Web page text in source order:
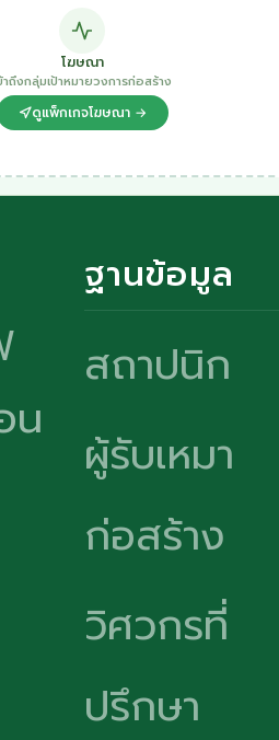
โฆษณา
าถึงกลุ่มเป้าหมายวงการก่อสร้าง
ดูแพ็กเกจโฆษณา →
น
ฐานข้อมูล
สถาปนิก
ผู้รับเหมา
ก่อสร้าง
วิศวกรที่
ปรึกษา